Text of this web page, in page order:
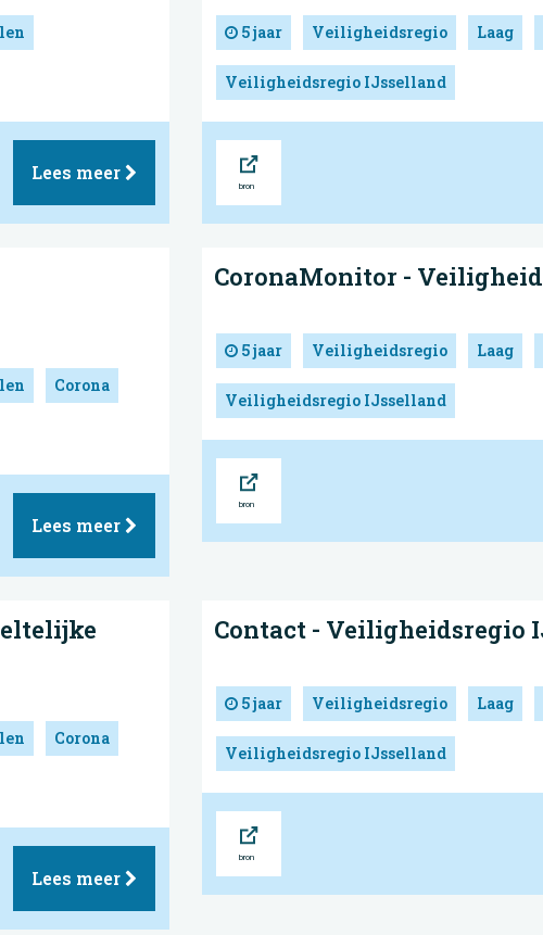
Lees meer
5 jaar Veiligheidsregio Laag
Veiligheidsregio IJsselland
Corona
Lees meer
CoronaMonitor -
5 jaar Veiligheidsregio Laag
Veiligheidsregio IJsselland
Corona
Lees meer
Contact - Veiligheidsregio
5 jaar Veiligheidsregio Laag
Veiligheidsregio IJsselland